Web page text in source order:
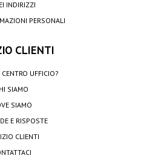
INDIRIZZI
PERSONALI
CLIENTI
UFFICIO?
SIAMO
SIAMO
E RISPOSTE
CLIENTI